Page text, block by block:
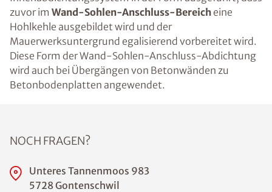
zuvor im Wand-Sohlen-Anschluss-Bereicheine
Hohlkehle ausgebildet wird und der
Mauerwerksuntergrund egalisierend vorbereitet wird.
Diese Form der Wand-Sohlen-Anschluss-Abdichtung
wird auch bei Übergängen von Betonwänden zu
Betonbodenplatten angewendet.
NOCH FRAGEN?
Unteres Tannenmoos 983
5728 Gontenschwil